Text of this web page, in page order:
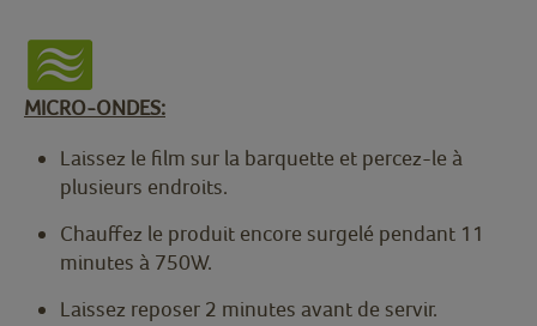
MICRO-ONDES:
Laissez le film sur la barquette et percez-le à
plusieurs endroits.
Chauffez le produit encore surgelé pendant 11
minutes à 750W.
Laissez reposer 2 minutes avant de servir.